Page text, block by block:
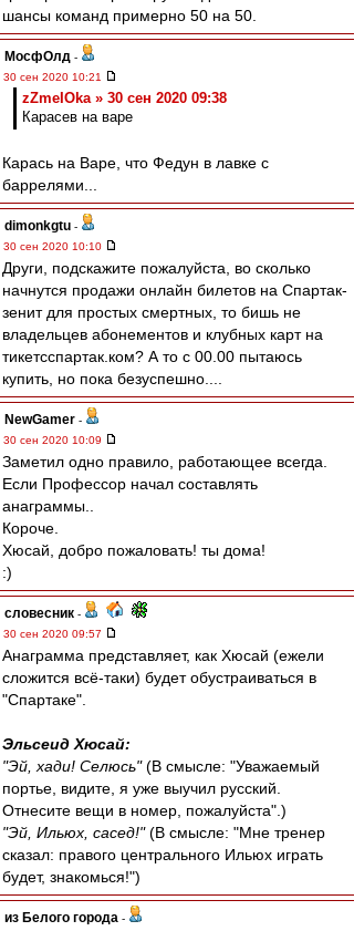
шансы команд примерно 50 на 50.
МосфОлд -
30 сен 2020 10:21
zZmeIOka » 30 сен 2020 09:38
Карасев на варе
Карась на Варе, что Федун в лавке с
баррелями...
dimonkgtu -
30 сен 2020 10:10
Други, подскажите пожалуйста, во сколько
начнутся продажи онлайн билетов на Спартак-
зенит для простых смертных, то бишь не
владельцев абонементов и клубных карт на
тикетсспартак.ком? А то с 00.00 пытаюсь
купить, но пока безуспешно....
NewGamer -
30 сен 2020 10:09
Заметил одно правило, работающее всегда.
Если Профессор начал составлять
анаграммы..
Короче.
Хюсай, добро пожаловать! ты дома!
:)
словесник -
30 сен 2020 09:57
Анаграмма представляет, как Хюсай (ежели
сложится всё-таки) будет обустраиваться в
"Спартаке".
Эльсеид Хюсай:
"Эй, хади! Селюсь"(В смысле: "Уважаемый
портье, видите, я уже выучил русский.
Отнесите вещи в номер, пожалуйста".)
"Эй, Ильюх, сасед!"(В смысле: "Мне тренер
сказал: правого центрального Ильюх играть
будет, знакомься!")
из Белого города -